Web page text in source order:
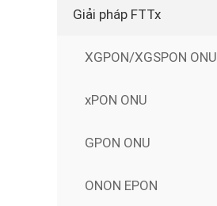
Giải pháp FTTx
XGPON/XGSPON ONU
xPON ONU
GPON ONU
ONON EPON